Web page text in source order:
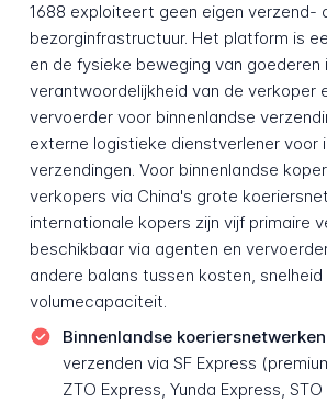
1688 exploiteert geen eigen verzend-
bezorginfrastructuur. Het platform is
en de fysieke beweging van goederen
verantwoordelijkheid van de verkoper
vervoerder voor binnenlandse
externe logistieke dienstverlener voor
verzendingen. Voor binnenlandse
verkopers via China's grote
internationale kopers zijn vijf primaire
beschikbaar via agenten en
andere balans tussen kosten, snelheid
volumecapaciteit.
Binnenlandse
verzenden via SF Express
ZTO Express, Yunda Express, STO